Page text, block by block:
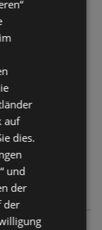
gültig
auf
dies.
und
der
der